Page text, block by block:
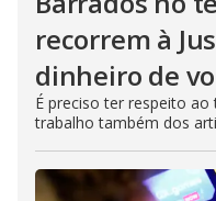
recorrem à
dinheiro de
É preciso ter respeito
trabalho também dos